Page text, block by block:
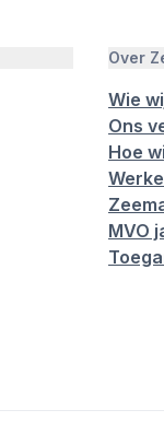
Over
Wie
Ons
Hoe
MVO